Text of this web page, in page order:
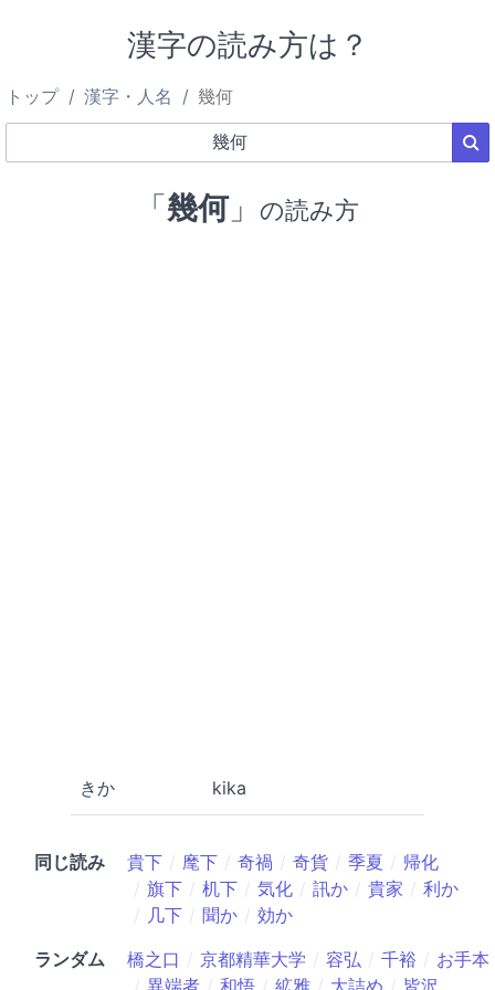
漢字の読み方は？
トップ 漢字・人名 幾何
「幾何」 の読み方
きか kika
同じ読み 貴下 麾下 奇禍 奇貨 季夏
帰化
旗下
机下 気化 訊か 貴家
利か
几下
聞か
効か
ランダム
橋之口 京都精華大学 容弘 千裕
お手本
異端者
和悟 絋雅 大詰め 皆沢